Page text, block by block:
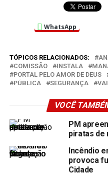
WhatsApp
TÓPICOS RELACIONADOS:
COMISSÃO
INSTALA
PORTAL PELO AMOR DE DEUS
PÚBLICA
SEGURANÇA VAI
VOCÊ
PM
piratas de
Incêndio
provoca
Cidade